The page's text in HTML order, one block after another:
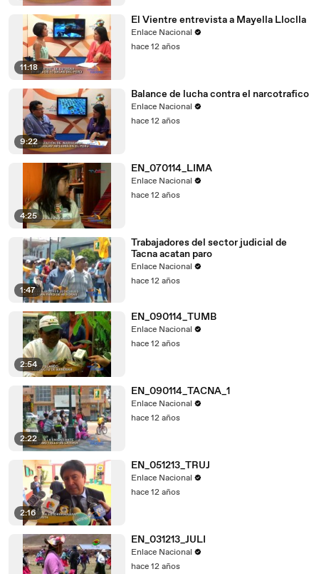
11:18
El Vientre entrevista a Mayella Lloclla
Enlace Nacional
hace 12 años
9:22
Balance de lucha contra el narcotrafico
Enlace Nacional
hace 12 años
4:25
EN_070114_LIMA
Enlace Nacional
hace 12 años
1:47
Trabajadores del sector judicial de
Tacna acatan paro
Enlace Nacional
hace 12 años
2:54
EN_090114_TUMB
Enlace Nacional
hace 12 años
2:22
EN_090114_TACNA_1
Enlace Nacional
hace 12 años
2:16
EN_051213_TRUJ
Enlace Nacional
hace 12 años
EN_031213_JULI
Enlace Nacional
hace 12 años